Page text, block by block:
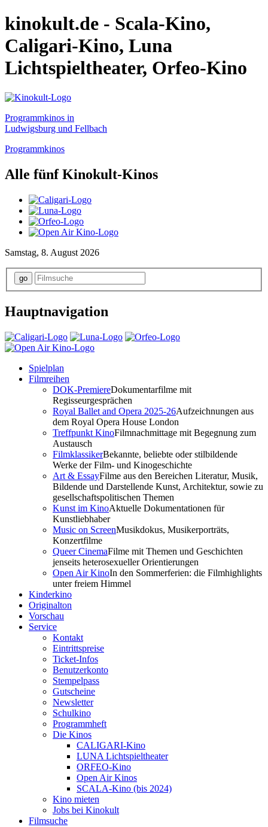
kinokult.de - Scala-Kino,
Caligari-Kino, Luna
Lichtspieltheater, Orfeo-Kino
Programmkinos in
Ludwigsburg und Fellbach
Programmkinos
Alle fünf Kinokult-Kinos
Samstag, 8. August 2026
Hauptnavigation
Spielplan
Filmreihen
DOK-PremiereDokumentarfilme mit
Regisseurgesprächen
Royal Ballet and Opera 2025-26Aufzeichnungen aus
dem Royal Opera House London
Treffpunkt KinoFilmnachmittage mit Begegnung zum
Austausch
FilmklassikerBekannte, beliebte oder stilbildende
Werke der Film- und Kinogeschichte
Art & EssayFilme aus den Bereichen Literatur, Musik,
Bildende und Darstellende Kunst, Architektur, sowie zu
gesellschaftspolitischen Themen
Kunst im KinoAktuelle Dokumentationen für
Kunstliebhaber
Music on ScreenMusikdokus, Musikerporträts,
Konzertfilme
Queer CinemaFilme mit Themen und Geschichten
jenseits heterosexueller Orientierungen
Open Air KinoIn den Sommerferien: die Filmhighlights
unter freiem Himmel
Kinderkino
Originalton
Vorschau
Service
Kontakt
Eintrittspreise
Ticket-Infos
Benutzerkonto
Stempelpass
Gutscheine
Newsletter
Schulkino
Programmheft
Die Kinos
CALIGARI-Kino
LUNA Lichtspieltheater
ORFEO-Kino
Open Air Kinos
SCALA-Kino (bis 2024)
Kino mieten
Jobs bei Kinokult
Filmsuche